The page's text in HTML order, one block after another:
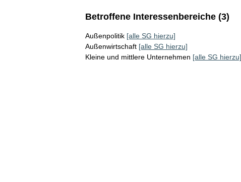
Betroffene Interessenbereiche (3)
Außenpolitik [alle SG hierzu]
Außenwirtschaft [alle SG hierzu]
Kleine und mittlere Unternehmen [alle SG hierzu]